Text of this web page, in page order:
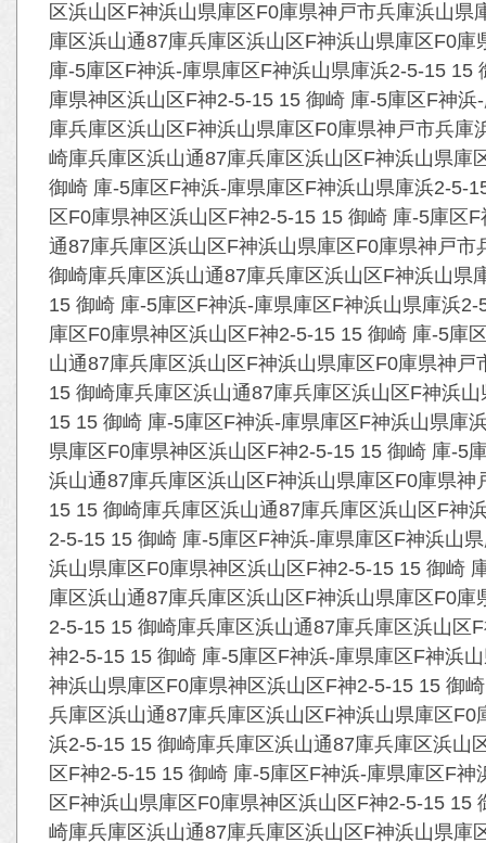
区浜山区F神浜山県庫区F0庫県神戸市兵庫浜山
庫区浜山通87庫兵庫区浜山区F神浜山県庫区F0
庫-5庫区F神浜-庫県庫区F神浜山県庫浜2-5-15
庫県神区浜山区F神2-5-15 15 御崎 庫-5庫区F神
庫兵庫区浜山区F神浜山県庫区F0庫県神戸市兵
崎庫兵庫区浜山通87庫兵庫区浜山区F神浜山県
御崎 庫-5庫区F神浜-庫県庫区F神浜山県庫浜2-5-
区F0庫県神区浜山区F神2-5-15 15 御崎 庫-5庫区
通87庫兵庫区浜山区F神浜山県庫区F0庫県神戸
御崎庫兵庫区浜山通87庫兵庫区浜山区F神浜山
15 御崎 庫-5庫区F神浜-庫県庫区F神浜山県庫浜
庫区F0庫県神区浜山区F神2-5-15 15 御崎 庫-5庫
山通87庫兵庫区浜山区F神浜山県庫区F0庫県神
15 御崎庫兵庫区浜山通87庫兵庫区浜山区F神浜
15 15 御崎 庫-5庫区F神浜-庫県庫区F神浜山県庫
県庫区F0庫県神区浜山区F神2-5-15 15 御崎 庫-5
浜山通87庫兵庫区浜山区F神浜山県庫区F0庫県
15 15 御崎庫兵庫区浜山通87庫兵庫区浜山区F神
2-5-15 15 御崎 庫-5庫区F神浜-庫県庫区F神浜山
浜山県庫区F0庫県神区浜山区F神2-5-15 15 御崎
庫区浜山通87庫兵庫区浜山区F神浜山県庫区F0
2-5-15 15 御崎庫兵庫区浜山通87庫兵庫区浜山
神2-5-15 15 御崎 庫-5庫区F神浜-庫県庫区F神浜
神浜山県庫区F0庫県神区浜山区F神2-5-15 15 御
兵庫区浜山通87庫兵庫区浜山区F神浜山県庫区
浜2-5-15 15 御崎庫兵庫区浜山通87庫兵庫区浜山
区F神2-5-15 15 御崎 庫-5庫区F神浜-庫県庫区F
区F神浜山県庫区F0庫県神区浜山区F神2-5-15
崎庫兵庫区浜山通87庫兵庫区浜山区F神浜山県